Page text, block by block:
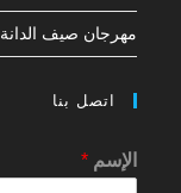
مهرجان صيف الدانة
اتصل بنا
الإسم*